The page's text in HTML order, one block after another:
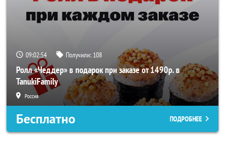
09:02:54 Получили: 108
Ролл «Чеддер» в подарок при заказе от 1490р. в
TanukiFamily
Россия
Бесплатно ПОДРОБНЕЕ